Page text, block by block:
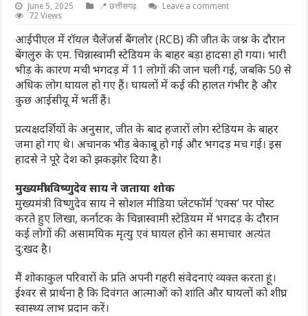
June 5, 2025 📍 छत्तीसगढ़
Leave a comment
72 Views
आईपीएल में रॉयल चैलेंजर्स बैंगलोर (RCB) की जीत के जश्न के दौरान
बेंगलुरु के एम. चिन्नास्वामी स्टेडियम के बाहर बड़ा हादसा हो गया। भारी
भीड़ के कारण मची भगदड़ में 11 लोगों की जान चली गई, जबकि 50 से
अधिक लोग घायल हो गए हैं। घायलों में कई की हालत गंभीर है और
कुछ आईसीयू में भर्ती हैं।
प्रत्यक्षदर्शियों के अनुसार, जीत के बाद हजारों लोग स्टेडियम के बाहर
जमा हो गए थे। अचानक भीड़ बेकाबू हो गई और भगदड़ मच गई। इस
हादसे ने पूरे देश को झकझोर दिया है।
मुख्यमंत्री विष्णुदेव साय ने जताया शोक
मुख्यमंत्री विष्णुदेव साय ने सोशल मीडिया प्लेटफॉर्म ‘एक्स’ पर पोस्ट
करते हुए लिखा, कर्नाटक के चिन्नास्वामी स्टेडियम में भगदड़ के दौरान
कई लोगों की असामयिक मृत्यु एवं घायल होने का समाचार अत्यंत
दु:खद है।
मैं शोकाकुल परिवारों के प्रति अपनी गहरी संवेदनाएं व्यक्त करता हूं।
ईश्वर से प्रार्थना है कि दिवंगत आत्माओं को शांति और घायलों को शीघ्र
स्वास्थ्य लाभ प्रदान करें।